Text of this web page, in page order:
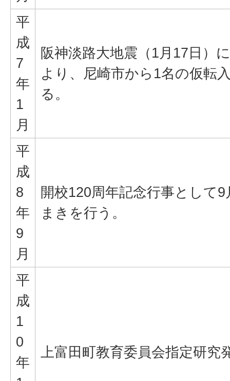
平
成
7
年
1
月
阪神淡路大地震（1月17日）
より、尼崎市から1名の仮転
る。
平
成
8
年
9
月
開校120周年記念行事として
まきを行う。
平
成
1
0
年
上富田町教育委員会指定研究